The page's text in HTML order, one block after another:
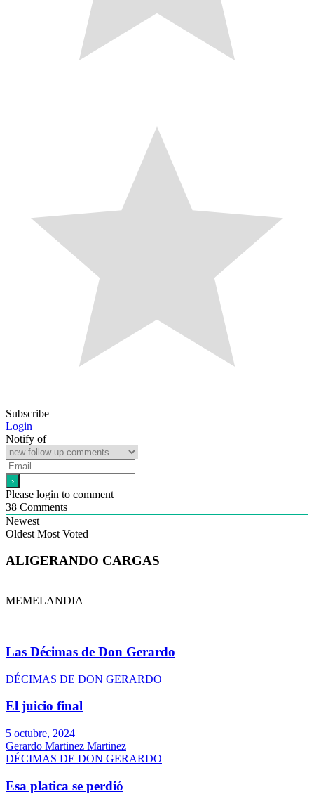
Subscribe
Login
Notify of
Please login to comment
38 Comments
Newest
Oldest Most Voted
ALIGERANDO CARGAS
MEMELANDIA
Las Décimas de Don Gerardo
DÉCIMAS DE DON GERARDO
El juicio final
5 octubre, 2024
Gerardo Martinez Martinez
DÉCIMAS DE DON GERARDO
Esa platica se perdió